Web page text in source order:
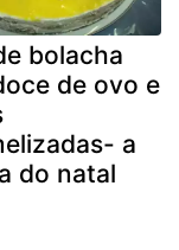
bolacha
de ovo e
a
do natal